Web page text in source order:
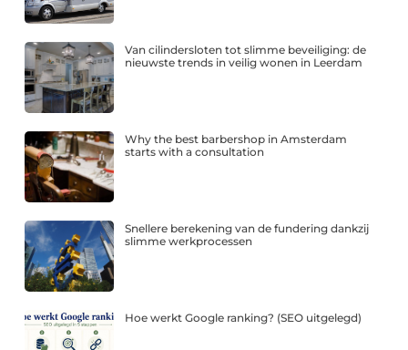
Van cilindersloten tot slimme beveiliging: de
nieuwste trends in veilig wonen in Leerdam
Why the best barbershop in Amsterdam
starts with a consultation
Snellere berekening van de fundering dankzij
slimme werkprocessen
Hoe werkt Google ranking? (SEO uitgelegd)